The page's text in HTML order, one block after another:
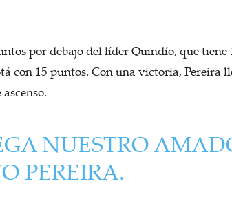
por debajo del líder Quindío, que tiene
con 15 puntos. Con una victoria, Pereira
NUESTRO
PEREIRA.